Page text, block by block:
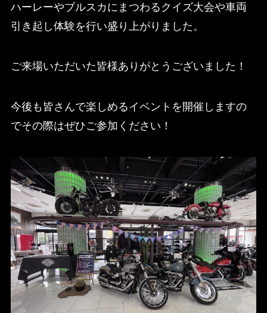
ハーレーやブルスカにまつわるクイズ大会や車両
引き起し体験を行い盛り上がりました。
ご来場いただいた皆様ありがとうございました！
今後も皆さんで楽しめるイベントを開催しますの
でその際はぜひご参加ください！